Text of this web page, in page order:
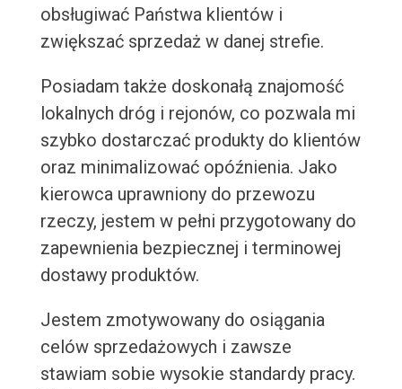
obsługiwać Państwa klientów i
zwiększać sprzedaż w danej strefie.
Posiadam także doskonałą znajomość
lokalnych dróg i rejonów, co pozwala mi
szybko dostarczać produkty do klientów
oraz minimalizować opóźnienia. Jako
kierowca uprawniony do przewozu
rzeczy, jestem w pełni przygotowany do
zapewnienia bezpiecznej i terminowej
dostawy produktów.
Jestem zmotywowany do osiągania
celów sprzedażowych i zawsze
stawiam sobie wysokie standardy pracy.